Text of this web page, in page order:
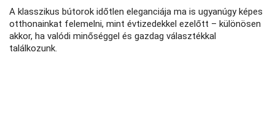
A klasszikus bútorok időtlen eleganciája ma is ugyanúgy képes
otthonainkat felemelni, mint évtizedekkel ezelőtt – különösen
akkor, ha valódi minőséggel és gazdag választékkal
találkozunk.